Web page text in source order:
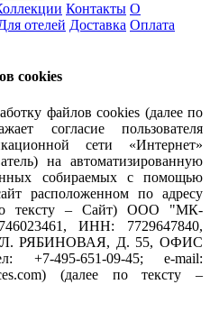
Контакты О
отелей Доставка Оплата
cookies
файлов cookies (далее по
согласие пользователя
сети «Интернет»
на автоматизированную
собираемых с помощью
расположенном по адресу
по тексту – Сайт) ООО "МК-
ИНН: 7729647840,
РЯБИНОВАЯ, Д. 55, ОФИС
495-651-09-45; e-mail:
(далее по тексту –